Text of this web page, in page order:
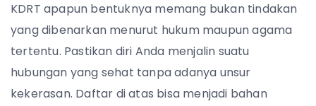
KDRT apapun bentuknya memang bukan tindakan
yang dibenarkan menurut hukum maupun agama
tertentu. Pastikan diri Anda menjalin suatu
hubungan yang sehat tanpa adanya unsur
kekerasan. Daftar di atas bisa menjadi bahan